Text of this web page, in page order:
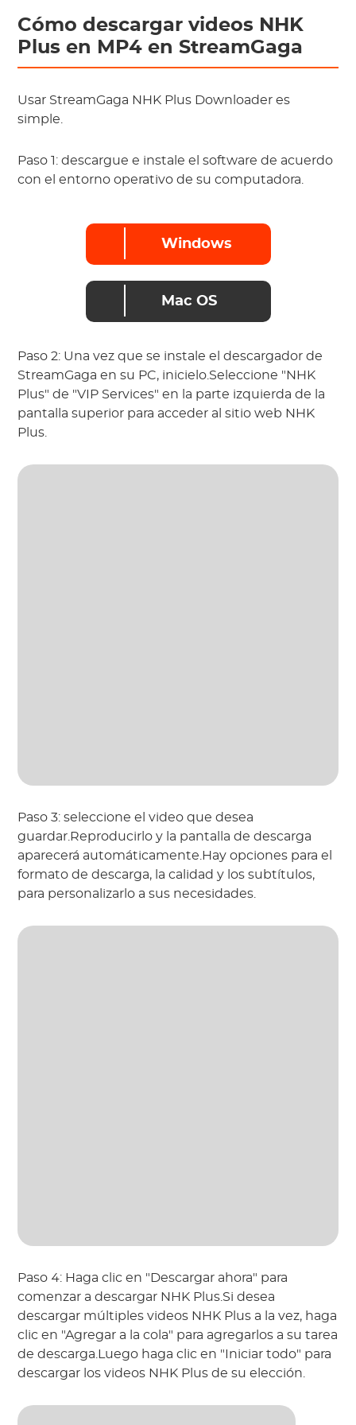
Cómo descargar videos NHK
Plus en MP4 en StreamGaga
Usar StreamGaga NHK Plus Downloader es
simple.
Paso 1: descargue e instale el software de acuerdo
con el entorno operativo de su computadora.
Windows
Mac OS
Paso 2: Una vez que se instale el descargador de
StreamGaga en su PC, inicielo.Seleccione "NHK
Plus" de "VIP Services" en la parte izquierda de la
pantalla superior para acceder al sitio web NHK
Plus.
Paso 3: seleccione el video que desea
guardar.Reproducirlo y la pantalla de descarga
aparecerá automáticamente.Hay opciones para el
formato de descarga, la calidad y los subtítulos,
para personalizarlo a sus necesidades.
Paso 4: Haga clic en "Descargar ahora" para
comenzar a descargar NHK Plus.Si desea
descargar múltiples videos NHK Plus a la vez, haga
clic en "Agregar a la cola" para agregarlos a su tarea
de descarga.Luego haga clic en "Iniciar todo" para
descargar los videos NHK Plus de su elección.